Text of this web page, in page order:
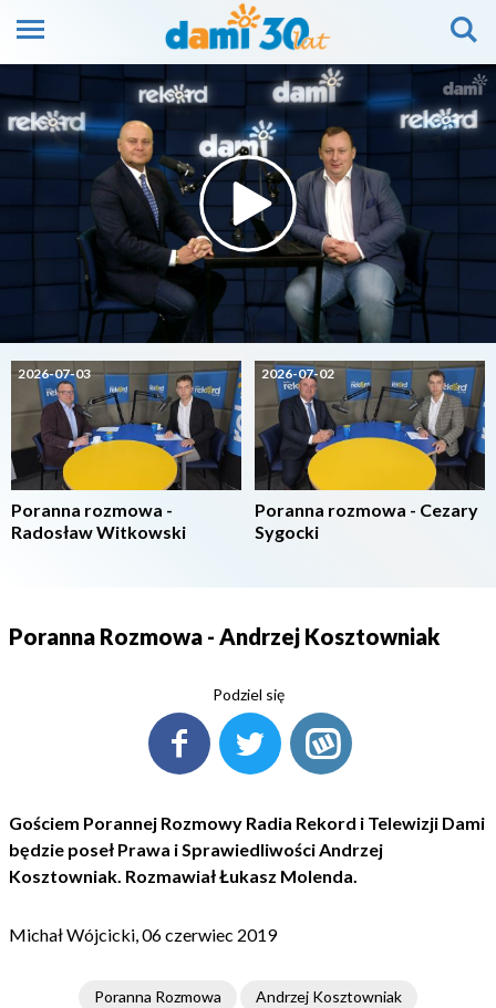
2026-07-03
Poranna rozmowa -
Radosław Witkowski
2026-07-02
Poranna rozmowa - Cezary
Sygocki
Poranna Rozmowa - Andrzej Kosztowniak
Podziel się
Gościem Porannej Rozmowy Radia Rekord i Telewizji Dami
będzie poseł Prawa i Sprawiedliwości Andrzej
Kosztowniak. Rozmawiał Łukasz Molenda.
Michał Wójcicki, 06 czerwiec 2019
Poranna Rozmowa Andrzej Kosztowniak